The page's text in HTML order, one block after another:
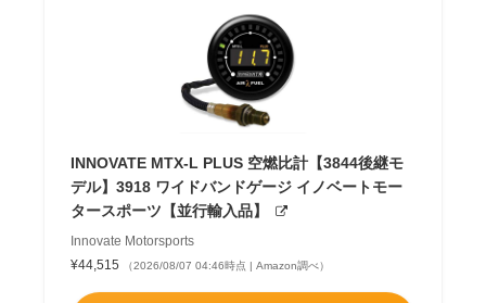
INNOVATE MTX-L PLUS 空燃比計【3844後継モ
デル】3918 ワイドバンドゲージ イノベートモー
タースポーツ【並行輸入品】
Innovate Motorsports
¥44,515
（2026/08/07 04:46時点 | Amazon調べ）